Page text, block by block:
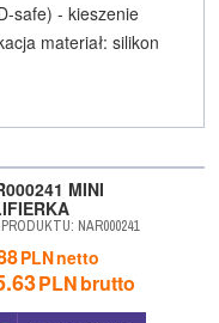
safe) - kieszenie
materiał: silikon
MINI
: NAR000241
PLNnetto
PLNbrutto